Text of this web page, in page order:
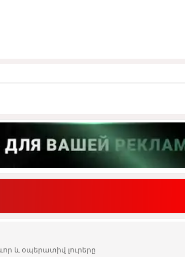
և օպերատիվ լուրերը